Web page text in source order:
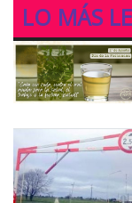
LO MÁS